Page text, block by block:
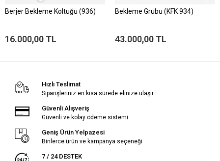
Berjer Bekleme Koltuğu (936)
16.000,00 TL
Bekleme Grubu (KFK 934)
43.000,00 TL
Hızlı Teslimat
Siparişleriniz en kısa sürede elinize ulaşır.
Güvenli Alışveriş
Güvenli ve kolay ödeme sistemi
Geniş Ürün Yelpazesi
Binlerce ürün ve kampanya seçeneği
7 / 24 DESTEK